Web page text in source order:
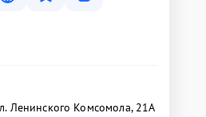
Ленинского Комсомола, 21А